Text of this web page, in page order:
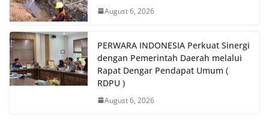
August 6, 2026
PERWARA INDONESIA Perkuat Sinergi
dengan Pemerintah Daerah melalui
Rapat Dengar Pendapat Umum (
RDPU )
August 6, 2026